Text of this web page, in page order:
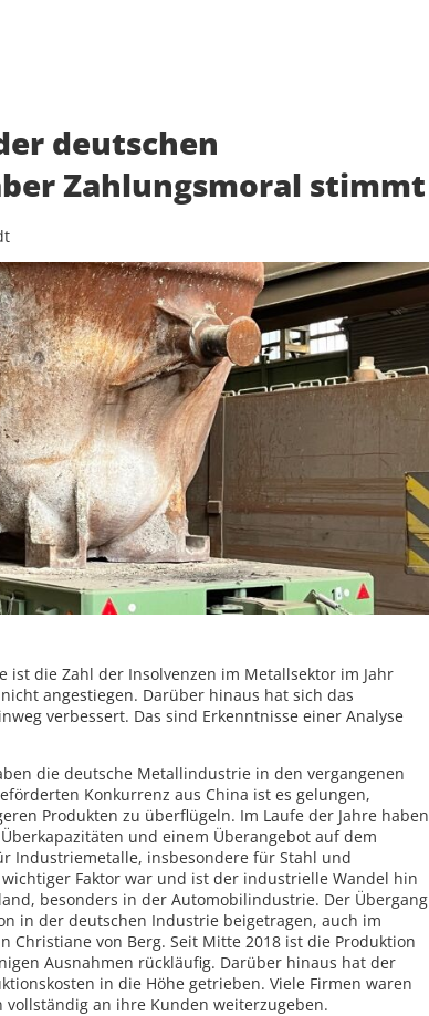
deutschen
Zahlungsmoral stimmt
ist die Zahl der Insolvenzen im Metallsektor im Jahr
angestiegen. Darüber hinaus hat sich das
verbessert. Das sind Erkenntnisse einer Analyse
die deutsche Metallindustrie in den vergangenen
Konkurrenz aus China ist es gelungen,
Produkten zu überflügeln. Im Laufe der Jahre haben
und einem Überangebot auf dem
Industriemetalle, insbesondere für Stahl und
wichtiger Faktor war und ist der industrielle Wandel hin
besonders in der Automobilindustrie. Der Übergang
in der deutschen Industrie beigetragen, auch im
Christiane von Berg. Seit Mitte 2018 ist die Produktion
Ausnahmen rückläufig. Darüber hinaus hat der
in die Höhe getrieben. Viele Firmen waren
vollständig an ihre Kunden weiterzugeben.